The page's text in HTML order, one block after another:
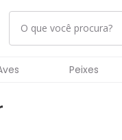
Peixes